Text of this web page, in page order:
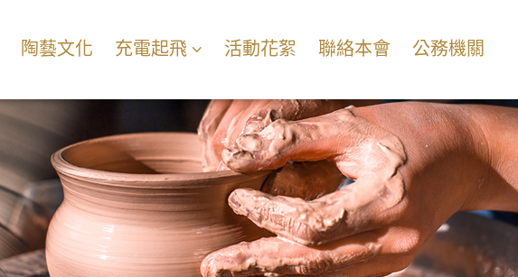
陶藝文化 充電起飛 活動花絮 聯絡本會 公務機關